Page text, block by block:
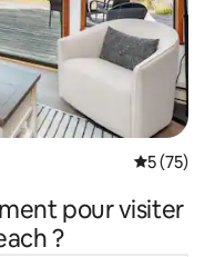
5 (75)
pour visiter
?